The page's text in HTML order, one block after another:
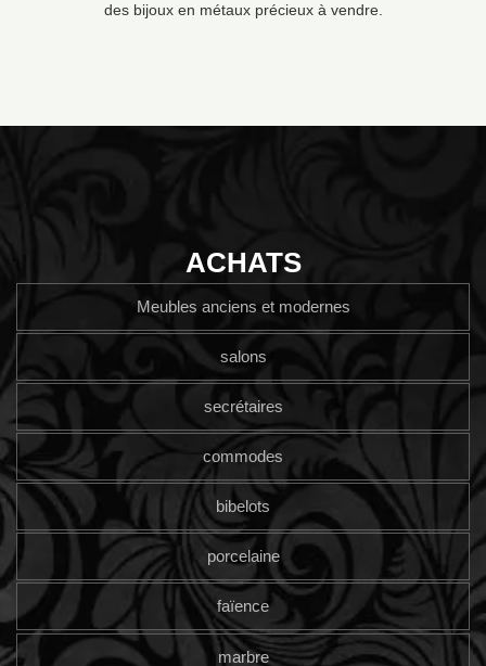
des bijoux en métaux précieux à vendre.
ACHATS
Meubles anciens et modernes
salons
secrétaires
commodes
bibelots
porcelaine
faïence
marbre